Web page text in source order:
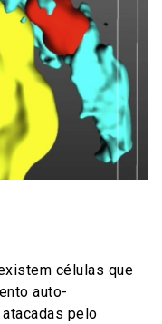
células que
auto-
pelo